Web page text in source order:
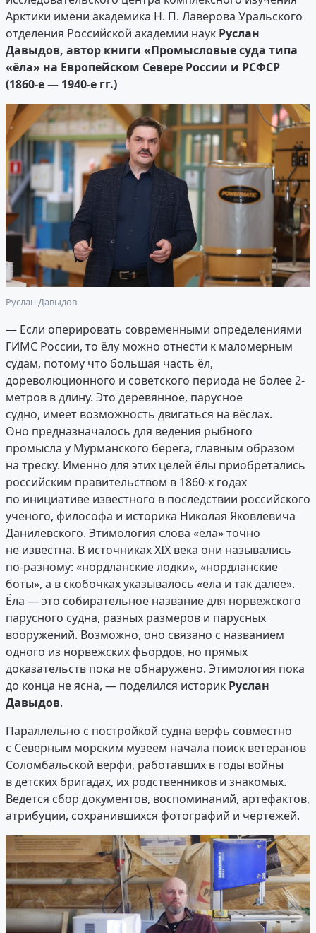
Арктики имени академика Н. П. Лаверова Уральского
отделения Российской академии наук Руслан
Давыдов, автор книги «Промысловые суда типа
«ёла» на Европейском Севере России и РСФСР
(1860-е — 1940-е гг.)
Руслан Давыдов
— Если оперировать современными определениями
ГИМС России, то ёлу можно отнести к маломерным
судам, потому что большая часть ёл,
дореволюционного и советского периода не более 2-
метров в длину. Это деревянное, парусное
судно, имеет возможность двигаться на вёслах.
Оно предназначалось для ведения рыбного
промысла у Мурманского берега, главным образом
на треску. Именно для этих целей ёлы приобретались
российским правительством в 1860-х годах
по инициативе известного в последствии российского
учёного, философа и историка Николая Яковлевича
Данилевского. Этимология слова «ёла» точно
не известна. В источниках XIX века они назывались
по-разному: «нордланские лодки», «нордланские
боты», а в скобочках указывалось «ёла и так далее».
Ёла — это собирательное название для норвежского
парусного судна, разных размеров и парусных
вооружений. Возможно, оно связано с названием
одного из норвежских фьордов, но прямых
доказательств пока не обнаружено. Этимология пока
до конца не ясна, — поделился историк Руслан
Давыдов.
Параллельно с постройкой судна верфь совместно
с Северным морским музеем начала поиск ветеранов
Соломбальской верфи, работавших в годы войны
в детских бригадах, их родственников и знакомых.
Ведется сбор документов, воспоминаний, артефактов,
атрибуции, сохранившихся фотографий и чертежей.